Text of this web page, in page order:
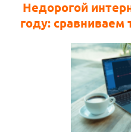
Недорогой
году: